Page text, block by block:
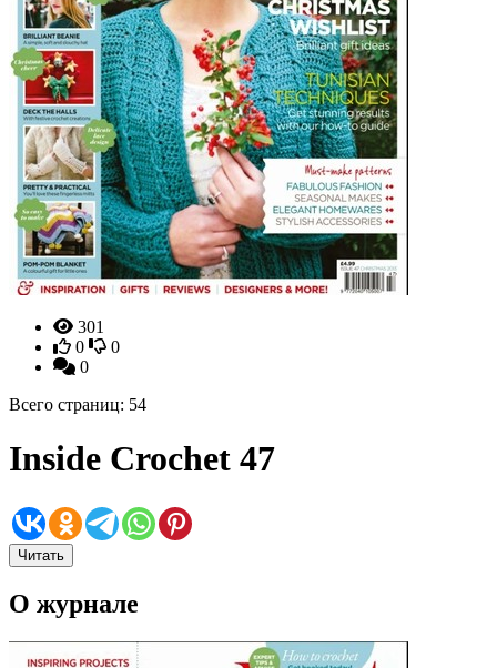
301
0
0
0
Всего страниц: 54
Inside Crochet 47
Читать
О журнале